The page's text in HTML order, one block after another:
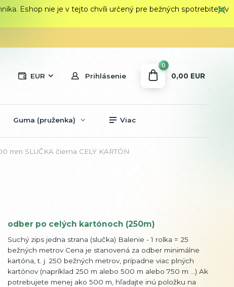
Eshop nie je v tejto chvíli určený pre bežných spotrebiteľov
EUR Prihlásenie
0
0,00 EUR
Guma (pruženka) Viac
mm SLUČKA čierna CELÝ KARTÓN
odber po celých kartónoch (250m)
Suchý zips jedna strana (slučka) Balenie - 1 rolka = 25
bežných metrov Cena je stanovená za odber minimálne
kartóna, t. j. 250 bežných metrov, prípadne viac plných
kartónov (napríklad 250 m alebo 500 m alebo 750 m ...) Ak
potrebujete menej ako 500 m, hľadajte inú položku na